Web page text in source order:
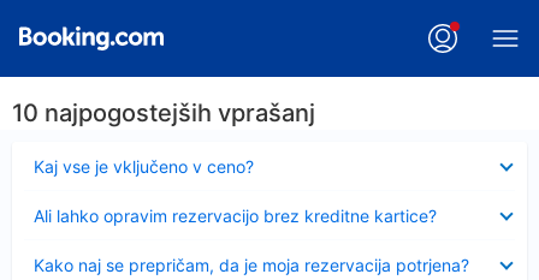
10 najpogostejših vprašanj
Kaj vse je vključeno v ceno?
Ali lahko opravim rezervacijo brez kreditne kartice?
Kako naj se prepričam, da je moja rezervacija potrjena?